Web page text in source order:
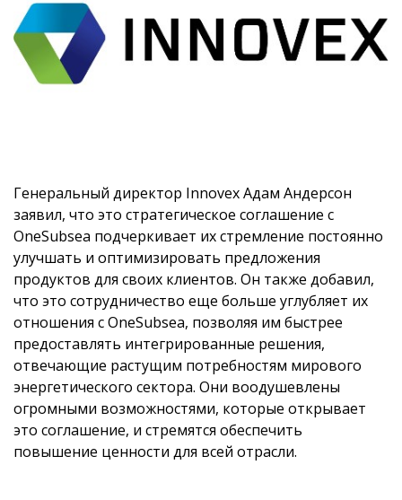
Генеральный директор Innovex Адам Андерсон
заявил, что это стратегическое соглашение с
OneSubsea подчеркивает их стремление постоянно
улучшать и оптимизировать предложения
продуктов для своих клиентов. Он также добавил,
что это сотрудничество еще больше углубляет их
отношения с OneSubsea, позволяя им быстрее
предоставлять интегрированные решения,
отвечающие растущим потребностям мирового
энергетического сектора. Они воодушевлены
огромными возможностями, которые открывает
это соглашение, и стремятся обеспечить
повышение ценности для всей отрасли.